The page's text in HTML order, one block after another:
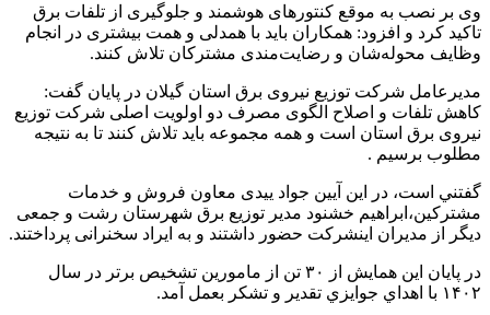
وی بر نصب به موقع کنتورهای هوشمند و جلوگیری از تلفات برق
تاکید کرد و افزود: همکاران باید با همدلی و همت بیشتری در انجام
وظایف محوله‌شان و رضایت‌مندی مشترکان تلاش کنند.
مدیرعامل شرکت توزیع نیروی برق استان گیلان در پایان گفت:
کاهش تلفات و اصلاح الگوی مصرف دو اولویت اصلی شرکت توزیع
نیروی برق استان است و همه مجموعه باید تلاش کنند تا به نتیجه
مطلوب برسیم .
گفتني است، در این آیین جواد ییدی معاون فروش و خدمات
مشترکین،ابراهیم خشنود مدیر توزیع برق شهرستان رشت و جمعی
دیگر از مدیران اینشرکت حضور داشتند و به ایراد سخنرانی پرداختند.
در پايان اين همايش از ۳۰ تن از مامورين تشخیص برتر در سال
۱۴۰۲ با اهداي جوايزي تقدير و تشکر بعمل آمد.